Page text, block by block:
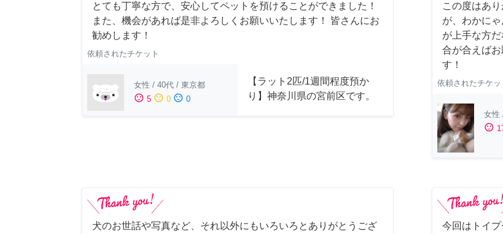
とても丁寧な方で、安心してペットを預けることができました！
また、機会があれば是非よろしくお願いいたします！ 皆さんにお
勧めします！
依頼されたチケット
女性 / 40代 / 東京都
sentiment_satisfied 5 sentiment_neutral 0 sentiment_dissatisfied 0
【ラット2匹/1週間程度預か
り】神奈川県の宮前区です。
この度はあ
が、わかに
が上手な方
合が合えばお
す！
依頼されたチケッ
女性
sentiment_satisfied
犬のお世話や写真など、それ以外にもいろいろとありがとうござ
今回はトイ